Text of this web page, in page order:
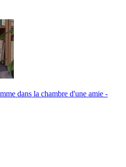
dans la chambre d'une amie -